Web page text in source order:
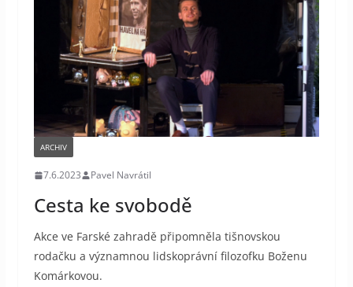
ARCHIV
7.6.2023 Pavel Navrátil
Cesta ke svobodě
Akce ve Farské zahradě připomněla tišnovskou
rodačku a významnou lidskoprávní filozofku Boženu
Komárkovou.